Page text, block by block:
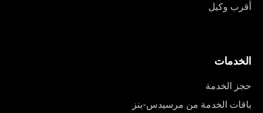
أقرب وكيل
الخدمات
حجز الخدمة
باقات الخدمة من مرسيدس-بنز